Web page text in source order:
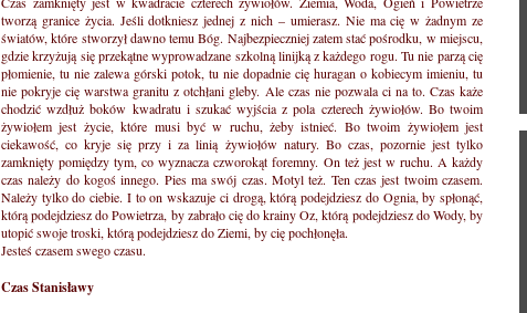
tworzą granice życia. Jeśli dotkniesz jednej z nich – umierasz. Nie ma cię w żadnym ze
światów, które stworzył dawno temu Bóg. Najbezpieczniej zatem stać pośrodku, w miejscu,
gdzie krzyżują się przekątne wyprowadzane szkolną linijką z każdego rogu. Tu nie parzą cię
płomienie, tu nie zalewa górski potok, tu nie dopadnie cię huragan o kobiecym imieniu, tu
nie pokryje cię warstwa granitu z otchłani gleby. Ale czas nie pozwala ci na to. Czas każe
chodzić wzdłuż boków kwadratu i szukać wyjścia z pola czterech żywiołów. Bo twoim
żywiołem jest życie, które musi być w ruchu, żeby istnieć. Bo twoim żywiołem jest
ciekawość, co kryje się przy i za linią żywiołów natury. Bo czas, pozornie jest tylko
zamknięty pomiędzy tym, co wyznacza czworokąt foremny. On też jest w ruchu. A każdy
czas należy do kogoś innego. Pies ma swój czas. Motyl też. Ten czas jest twoim czasem.
Należy tylko do ciebie. I to on wskazuje ci drogą, którą podejdziesz do Ognia, by spłonąć,
którą podejdziesz do Powietrza, by zabrało cię do krainy Oz, którą podejdziesz do Wody, by
utopić swoje troski, którą podejdziesz do Ziemi, by cię pochłonęła.
Jesteś czasem swego czasu.
Czas Stanisławy